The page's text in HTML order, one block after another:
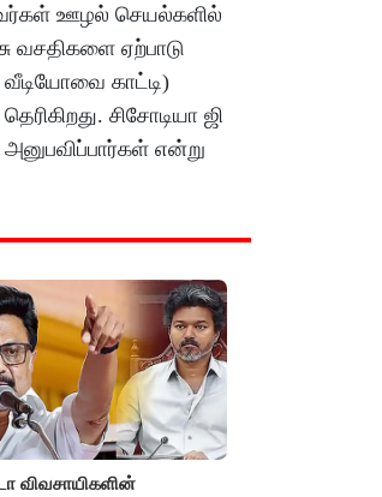
ஊழல் செயல்களில்
வசதிகளை ஏற்பாடு
வீடியோவை காட்டி)
சிசோடியா ஜி
என்று
விவசாயிகளின்